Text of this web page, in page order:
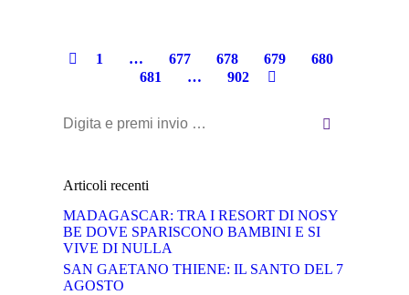
1 … 677 678 679
680
681
… 902
Cerca:
Articoli recenti
MADAGASCAR: TRA I RESORT DI NOSY
BE DOVE SPARISCONO BAMBINI E SI
VIVE DI NULLA
SAN GAETANO THIENE: IL SANTO DEL 7
AGOSTO